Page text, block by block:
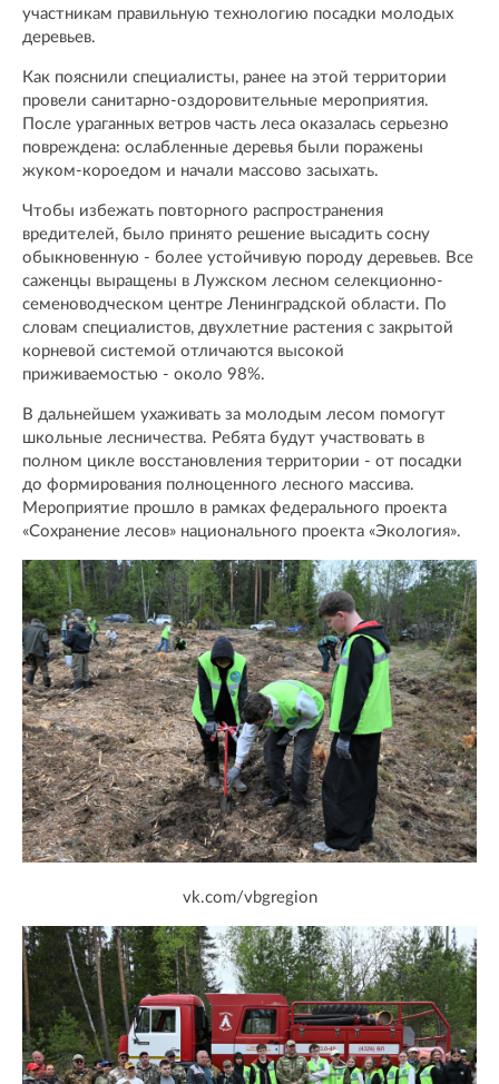
участникам правильную технологию посадки молодых
деревьев.
Как пояснили специалисты, ранее на этой территории
провели санитарно-оздоровительные мероприятия.
После ураганных ветров часть леса оказалась серьезно
повреждена: ослабленные деревья были поражены
жуком-короедом и начали массово засыхать.
Чтобы избежать повторного распространения
вредителей, было принято решение высадить сосну
обыкновенную - более устойчивую породу деревьев. Все
саженцы выращены в Лужском лесном селекционно-
семеноводческом центре Ленинградской области. По
словам специалистов, двухлетние растения с закрытой
корневой системой отличаются высокой
приживаемостью - около 98%.
В дальнейшем ухаживать за молодым лесом помогут
школьные лесничества. Ребята будут участвовать в
полном цикле восстановления территории - от посадки
до формирования полноценного лесного массива.
Мероприятие прошло в рамках федерального проекта
«Сохранение лесов» национального проекта «Экология».
vk.com/vbgregion